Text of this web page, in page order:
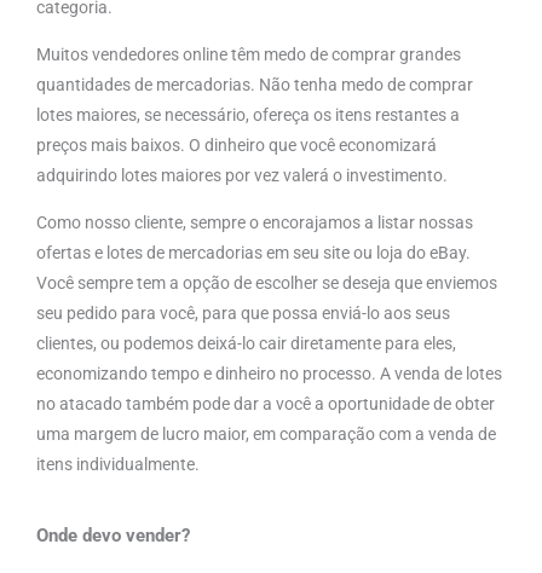
categoria.
Muitos vendedores online têm medo de comprar grandes
quantidades de mercadorias. Não tenha medo de comprar
lotes maiores, se necessário, ofereça os itens restantes a
preços mais baixos. O dinheiro que você economizará
adquirindo lotes maiores por vez valerá o investimento.
Como nosso cliente, sempre o encorajamos a listar nossas
ofertas e lotes de mercadorias em seu site ou loja do eBay.
Você sempre tem a opção de escolher se deseja que enviemos
seu pedido para você, para que possa enviá-lo aos seus
clientes, ou podemos deixá-lo cair diretamente para eles,
economizando tempo e dinheiro no processo. A venda de lotes
no atacado também pode dar a você a oportunidade de obter
uma margem de lucro maior, em comparação com a venda de
itens individualmente.
Onde devo vender?